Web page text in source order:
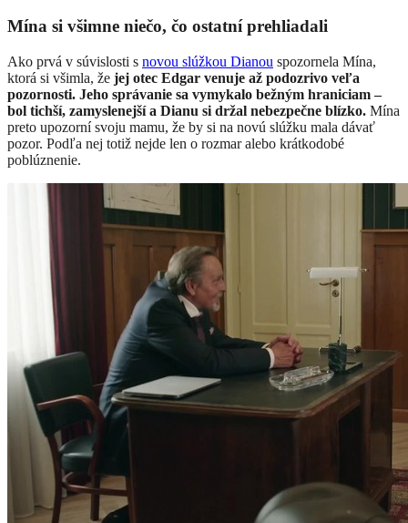
Mína si všimne niečo, čo ostatní prehliadali
Ako prvá v súvislosti s novou slúžkou Dianou spozornela Mína,
ktorá si všimla, že jej otec Edgar venuje až podozrivo veľa
pozornosti. Jeho správanie sa vymykalo bežným hraniciam –
bol tichší, zamyslenejší a Dianu si držal nebezpečne blízko. Mína
preto upozorní svoju mamu, že by si na novú slúžku mala dávať
pozor. Podľa nej totiž nejde len o rozmar alebo krátkodobé
poblúznenie.